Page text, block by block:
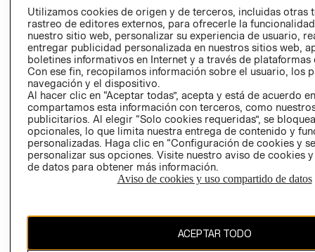
PETICIONES
QUEJAS Y
RECLAMOS
Colombia ($)
CAMBIAR REGIÓN
El contenido de esta página web está protegido por copyright y es
propiedad de H&M Hennes & Mauritz AB.
Utilizamos cookies de origen y de terceros, incluidas otras
rastreo de editores externos, para ofrecerle la
nuestro sitio web, personalizar su experiencia de usuario,
entregar publicidad personalizada en nuestros sitios web,
boletines informativos en Internet y a través de plataformas
Con ese fin, recopilamos información sobre el usuario, los
navegación y el dispositivo.
Al hacer clic en “Aceptar todas”, acepta y está de acuerdo
compartamos esta información con terceros, como
publicitarios. Al elegir “Solo cookies requeridas”, se
opcionales, lo que limita nuestra entrega de contenido y
personalizadas. Haga clic en “Configuración de cookies y
personalizar sus opciones. Visite nuestro aviso de cookies
de datos para obtener más información.
Aviso de cookies y uso compartido de datos
ACEPTAR TODO